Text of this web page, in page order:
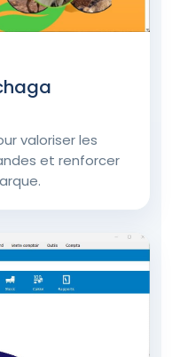
valoriser les
et renforcer